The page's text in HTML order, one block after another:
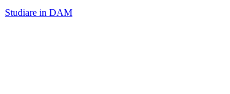
Studiare in DAM